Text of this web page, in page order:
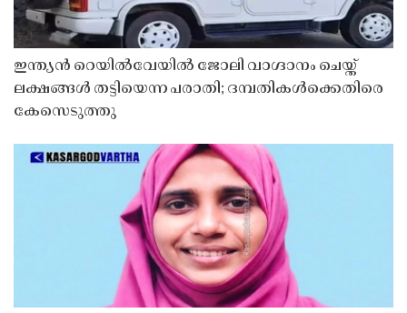
ഇന്ത്യൻ റെയിൽവേയിൽ ജോലി വാഗ്ദാനം ചെയ്ത്
ലക്ഷങ്ങൾ തട്ടിയെന്ന പരാതി; ദമ്പതികൾക്കെതിരെ
കേസെടുത്തു